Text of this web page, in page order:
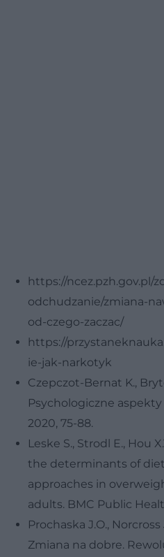
https://ncez.pzh.gov.pl/
odchudzanie/zmiana-
od-czego-zaczac/
https://
ie-jak-narkotyk
Czepczot-Bernat K.,
Psychologiczne
2020, 75-88.
Leske S., Strodl E., Hou
the determinants of
approaches in
adults. BMC Public
Prochaska J.O.,
Zmiana na dobre.